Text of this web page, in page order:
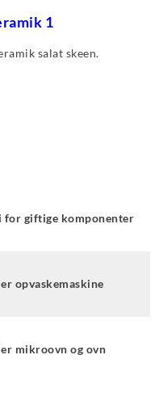
1
salat skeen.
for giftige komponenter
opvaskemaskine
mikroovn og ovn